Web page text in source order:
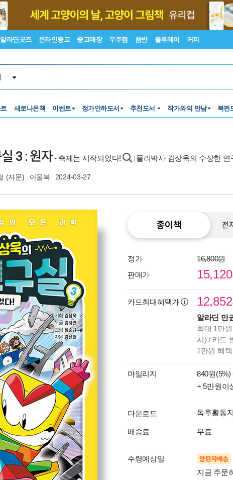
알라딘굿즈 온라인중고 중고매장 우주점 음반 블루레이 커피
새로나온책 이벤트 정가인하도서 추천도서 작가와의 만남 북펀
3 : 원자- 축제는 시작되었다! 물리박사 김상욱의 수상한 연
(자문) 아울북 2024-03-27
종이책 전
정가
16,800원
판매가
15,120
카드최대혜택가 12,852
알라딘 만
최대 1만
시) / 카드
1만원 혜
마일리지 840원(5%)
+ 5만원이
다운로드 독후활동지
배송료 무료
수령예상일 양탄자배송
지금 주문